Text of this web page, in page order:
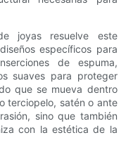
joyas resuelve este
específicos para
de espuma,
suaves para proteger
que se mueva dentro
terciopelo, satén o ante
sino que también
con la estética de la